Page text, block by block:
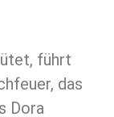
führt
das
Dora